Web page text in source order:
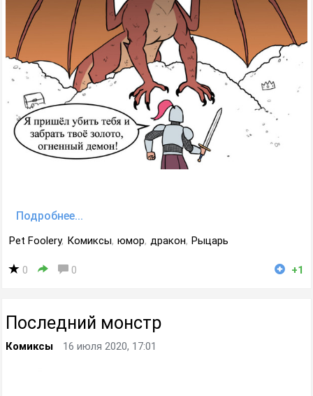
Подробнее...
Pet Foolery, Комиксы, юмор, дракон, Рыцарь
0 0 +1
Последний монстр
Комиксы 16 июля 2020, 17:01